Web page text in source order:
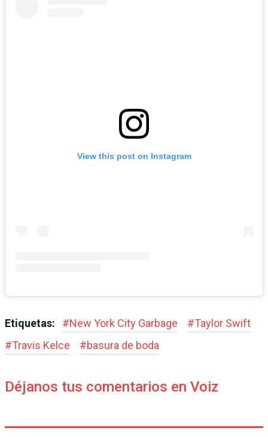
View this post on Instagram
Etiquetas: #New York City Garbage #Taylor Swift
#Travis Kelce #basura de boda
Déjanos tus comentarios en Voiz